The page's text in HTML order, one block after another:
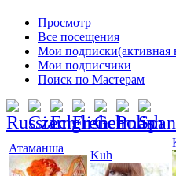
Просмотр
Все посещения
Мои подписки(активная
Мои подписчики
Поиск по Мастерам
Атаманша
Kuh